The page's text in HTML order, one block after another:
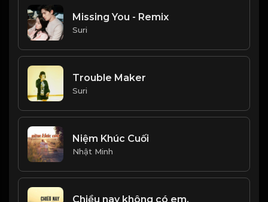
Missing You - Remix
Suri
Trouble Maker
Suri
Niệm Khúc Cuối
Nhật Minh
Chiều nay không có em.